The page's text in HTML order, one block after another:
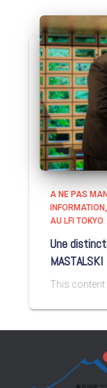
A NE PAS
INFORMATION
AU LFI TOKYO
Une
MASTALSKI
This